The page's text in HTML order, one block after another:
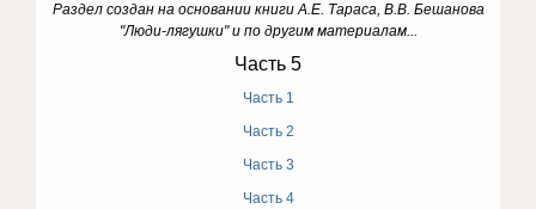
Раздел создан на основании книги А.Е. Тараса, В.В. Бешанова
"Люди-лягушки" и по другим материалам...
Часть 5
Часть 1
Часть 2
Часть 3
Часть 4